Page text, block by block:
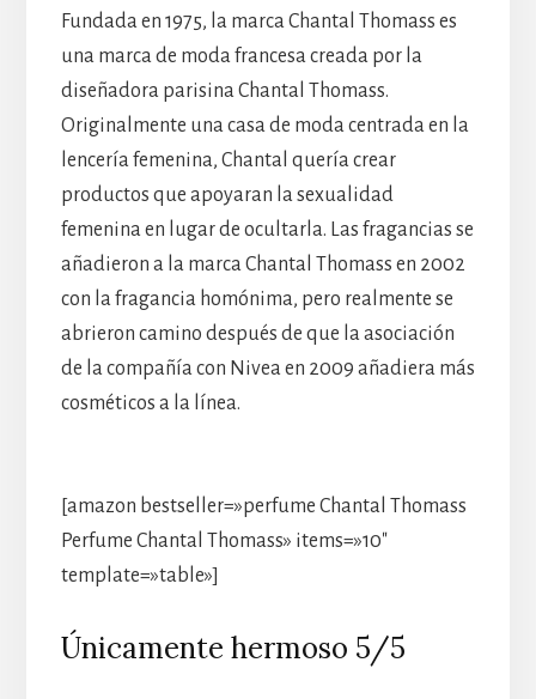
Fundada en 1975, la marca Chantal Thomass es
una marca de moda francesa creada por la
diseñadora parisina Chantal Thomass.
Originalmente una casa de moda centrada en la
lencería femenina, Chantal quería crear
productos que apoyaran la sexualidad
femenina en lugar de ocultarla. Las fragancias se
añadieron a la marca Chantal Thomass en 2002
con la fragancia homónima, pero realmente se
abrieron camino después de que la asociación
de la compañía con Nivea en 2009 añadiera más
cosméticos a la línea.
[amazon bestseller=»perfume Chantal Thomass
Perfume Chantal Thomass» items=»10″
template=»table»]
Únicamente hermoso 5/5